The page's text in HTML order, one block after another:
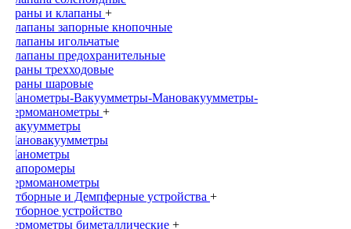
Краны и клапаны +
Клапаны запорные кнопочные
Клапаны игольчатые
Клапаны предохранительные
Краны трехходовые
Краны шаровые
Манометры-Вакуумметры-Мановакуумметры-
Термоманометры +
Вакуумметры
Мановакуумметры
Манометры
Напоромеры
Термоманометры
Отборные и Демпферные устройства +
Отборное устройство
Термометры биметаллические +